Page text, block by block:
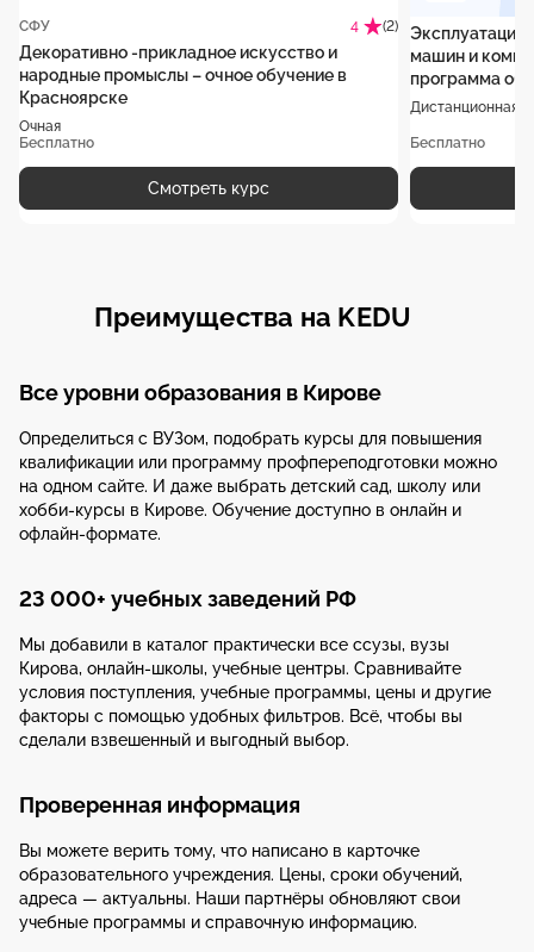
СФУ 4 (2)
Декоративно -прикладное искусство и
народные промыслы – очное обучение в
Красноярске
Очная
Бесплатно
Смотреть курс
Эксплуатация
машин и
программа
Дистанционная
Бесплатно
Преимущества на KEDU
Все уровни образования в Кирове
Определиться с ВУЗом, подобрать курсы для повышения
квалификации или программу профпереподготовки можно
на одном сайте. И даже выбрать детский сад, школу или
хобби-курсы в Кирове. Обучение доступно в онлайн и
офлайн-формате.
23 000+ учебных заведений РФ
Мы добавили в каталог практически все ссузы, вузы
Кирова, онлайн-школы, учебные центры. Сравнивайте
условия поступления, учебные программы, цены и другие
факторы с помощью удобных фильтров. Всё, чтобы вы
сделали взвешенный и выгодный выбор.
Проверенная информация
Вы можете верить тому, что написано в карточке
образовательного учреждения. Цены, сроки обучений,
адреса — актуальны. Наши партнёры обновляют свои
учебные программы и справочную информацию.